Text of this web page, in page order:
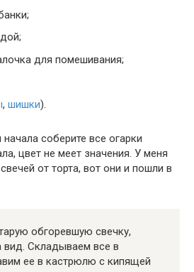
для помешивания;
, шишки).
соберите все огарки
цвет не меет значения. У меня
от торта, вот они и пошли в
обгоревшую свечку,
вид. Складываем все в
ее в кастрюлю с кипящей